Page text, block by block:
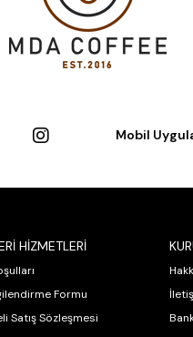
Mobil
HİZMETLERİ
Formu
Satış Sözleşmesi